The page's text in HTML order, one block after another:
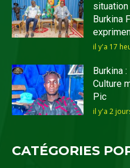
situation
Burkina
il y'a 17
Burkina
Culture
Pic
il y'a 2
CATÉGORIES